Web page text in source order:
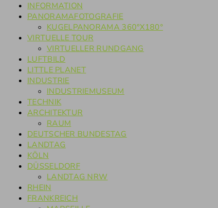
INFORMATION
PANORAMAFOTOGRAFIE
KUGELPANORAMA 360°X180°
VIRTUELLE TOUR
VIRTUELLER RUNDGANG
LUFTBILD
LITTLE PLANET
INDUSTRIE
INDUSTRIEMUSEUM
TECHNIK
ARCHITEKTUR
RAUM
DEUTSCHER BUNDESTAG
LANDTAG
KÖLN
DÜSSELDORF
LANDTAG NRW
RHEIN
FRANKREICH